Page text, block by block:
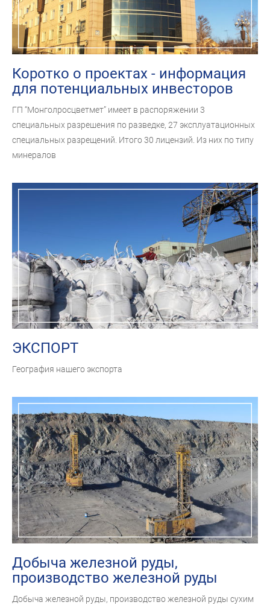
Коротко о проектах - информация
для потенциальных инвесторов
ГП “Монголросцветмет” имеет в распоряжении 3
специальных разрешения по разведке, 27 эксплуатационных
специальных разрещений. Итого 30 лицензий. Из них по типу
минералов
ЭКСПОРТ
География нашего экспорта
Добыча железной руды,
производство железной руды
сухим и мокрым сепаратором
Добыча железной руды, производство железной руды сухим